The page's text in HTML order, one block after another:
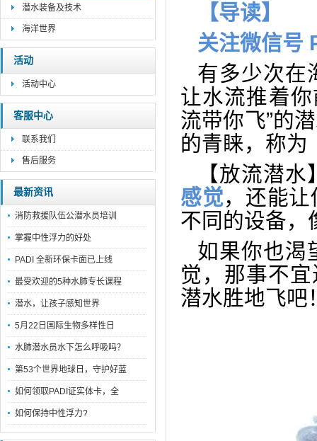
潜水装备及技术
海洋世界
活动
活动中心
客服中心
联系我们
售后服务
最新资讯
消防救援队伍公潜水员培训
掌握中性浮力的好处
PADI 全新环保卡面已上线
最受欢迎的5种水肺专长课程
潜水，让孩子感知世界
5月22日国际生物多样性日
水肺潜水员水下怎么呼吸吗？
第53个世界地球日，守护好蓝
如何领取PADI证实体卡，全
如何保持中性浮力?
【导读】
关注微信号
有多少次在
让水流推着
流带你飞”的
的青睐，称为
【放流潜
感觉，还能
不同的设备，
如果你也渴
觉，那事不
潜水胜地飞吧